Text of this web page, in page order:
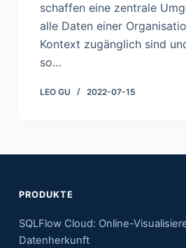
schaffen eine zentrale
alle Daten einer
Kontext zugänglich sind
so…
LEO GU 2022-07-15
PRODUKTE
SQLFlow Cloud: Online-
Datenherkunft